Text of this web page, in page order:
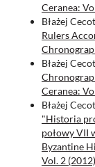
Ceranea:
Błażej
Rulers
Błażej
Ceranea:
Błażej
"Historia
połowy VII
Byzantine
Vol. 2 (2012)